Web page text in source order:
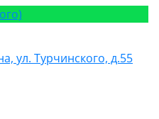
ул. Турчинского, д.55